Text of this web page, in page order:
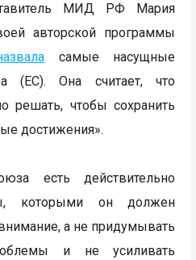
МИД РФ Мария
авторской программы
самые насущные
(ЕС). Она считает, что
решать, чтобы сохранить
достижения».
есть действительно
которыми он должен
а не придумывать
и не усиливать